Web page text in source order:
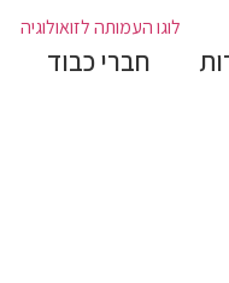
חברי כבוד